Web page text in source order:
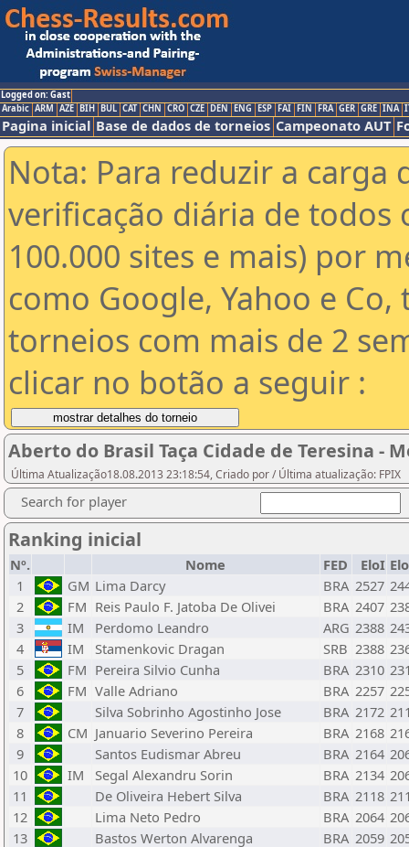
Logged on: Gast
Arabic ARM AZE BIH BUL CAT CHN CRO CZE DEN ENG ESP FAI FIN FRA GER GRE INA
Pagina inicial Base de dados de torneios Campeonato AUT
Nota: Para reduzir a carga
verificação diária de todos
100.000 sites e mais) por
como Google, Yahoo e
torneios com mais de 2
clicar no botão a seguir :
Aberto do Brasil Taça Cidade de Teresina -
Última Atualização18.08.2013 23:18:54, Criado por / Última atualização: FPIX
Search for player
Ranking inicial
Nº. Nome FED EloI
1
GM Lima Darcy BRA 2527
2
FM Reis Paulo F. Jatoba De Olivei BRA 2407
3
IM Perdomo Leandro ARG 2388
4
IM Stamenkovic Dragan SRB 2388
5
FM Pereira Silvio Cunha BRA 2310
6
FM Valle Adriano BRA 2257
7
Silva Sobrinho Agostinho Jose BRA 2172
8
CM Januario Severino Pereira BRA 2168
9
Santos Eudismar Abreu BRA 2164
10
IM Segal Alexandru Sorin BRA 2134
11
De Oliveira Hebert Silva BRA 2118
12
Lima Neto Pedro BRA 2064
13
Bastos Werton Alvarenga BRA 2059